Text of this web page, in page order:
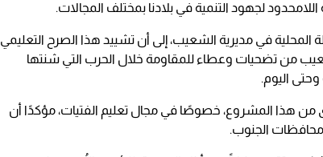
لجهود التنمية في بلادنا بمختلف المجالات.
في مديرية الشعيب، إلى أن تشييد هذا الصرح التعليمي
من تضحيات وعطاء للمقاومة خلال الحرب التي شنتها
وحتى اليوم.
هذا المشروع، خصوصًا في مجال تعليم الفتيات، مؤكدًا أن
الجنوب.